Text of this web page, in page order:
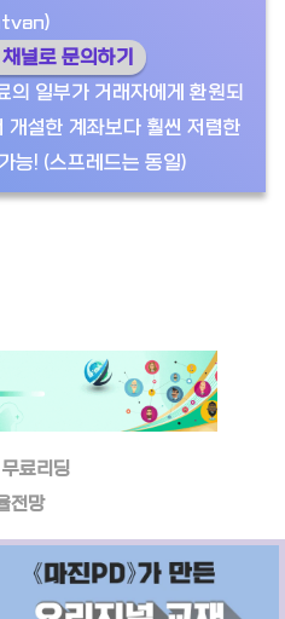
널로 문의하기
의 일부가 거래자에게 환원되
개설한 계좌보다 훨씬 저렴한
능! (스프레드는 동일)
료리딩
전망